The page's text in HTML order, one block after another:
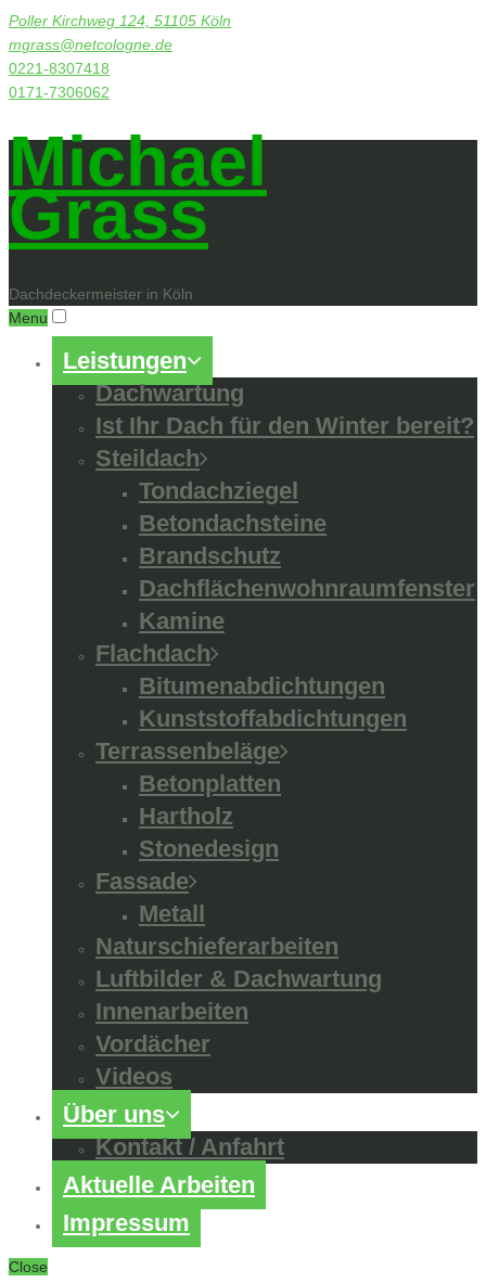
Poller Kirchweg 124, 51105 Köln
mgrass@netcologne.de
0221-8307418
0171-7306062
Michael
Grass
Dachdeckermeister in Köln
Menu
Leistungen
Dachwartung
Ist Ihr Dach für den Winter bereit?
Steildach
Tondachziegel
Betondachsteine
Brandschutz
Dachflächenwohnraumfenster
Kamine
Flachdach
Bitumenabdichtungen
Kunststoffabdichtungen
Terrassenbeläge
Betonplatten
Hartholz
Stonedesign
Fassade
Metall
Naturschieferarbeiten
Luftbilder & Dachwartung
Innenarbeiten
Vordächer
Videos
Über uns
Kontakt / Anfahrt
Aktuelle Arbeiten
Impressum
Close